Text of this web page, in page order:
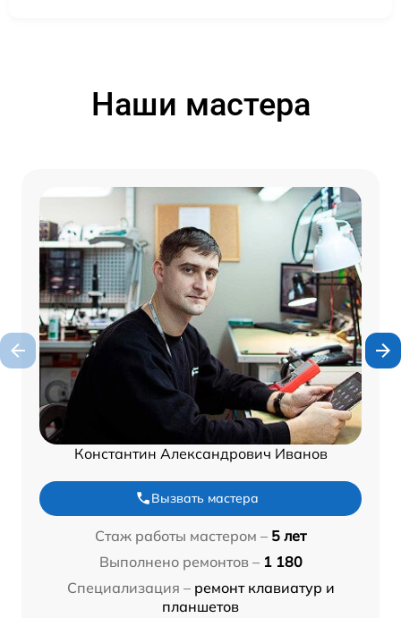
Наши мастера
Константин Александрович Иванов
Вызвать мастера
Стаж работы мастером – 5 лет
Выполнено ремонтов – 1 180
Специализация – ремонт клавиатур и
планшетов